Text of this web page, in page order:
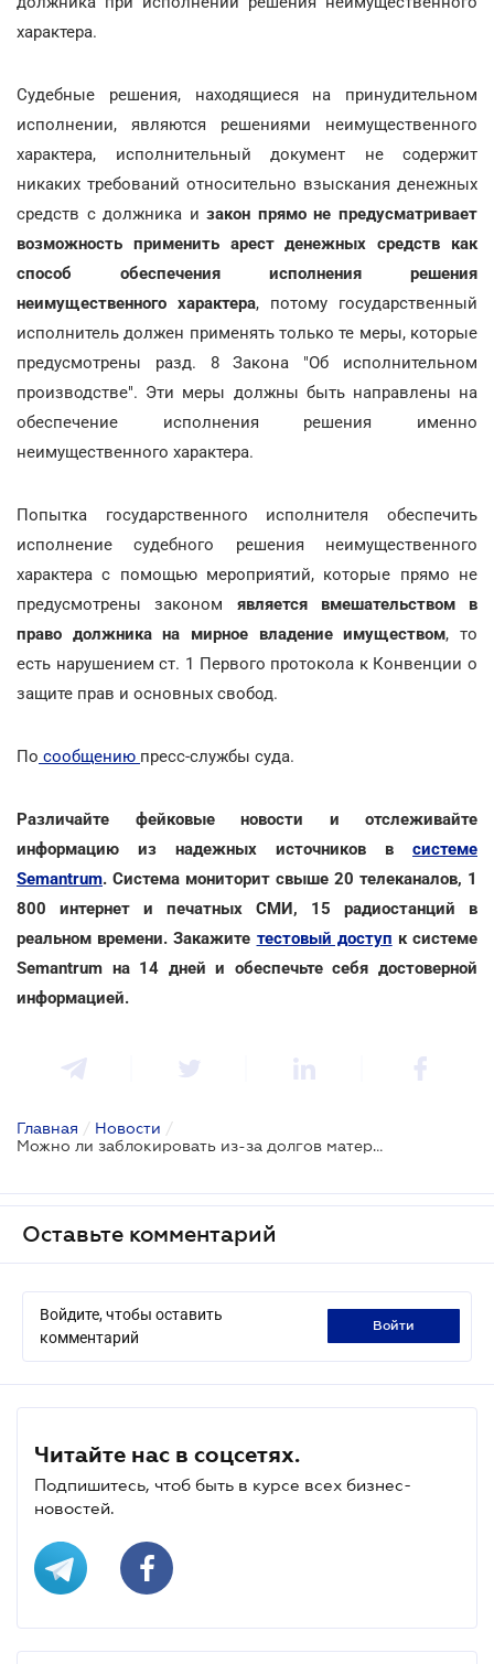
характера.
Судебные решения, находящиеся на принудительном
исполнении, являются решениями неимущественного
характера, исполнительный документ не содержит
никаких требований относительно взыскания денежных
средств с должника и закон прямо не предусматривает
возможность применить арест денежных средств как
способ обеспечения исполнения решения
неимущественного характера, потому государственный
исполнитель должен применять только те меры, которые
предусмотрены разд. 8 Закона "Об исполнительном
производстве". Эти меры должны быть направлены на
обеспечение исполнения решения именно
неимущественного характера.
Попытка государственного исполнителя обеспечить
исполнение судебного решения неимущественного
характера с помощью мероприятий, которые прямо не
предусмотрены законом является вмешательством в
право должника на мирное владение имуществом, то
есть нарушением ст. 1 Первого протокола к Конвенции о
защите прав и основных свобод.
По сообщению пресс-службы суда.
Различайте фейковые новости и отслеживайте
информацию из надежных источников в системе
Semantrum. Система мониторит свыше 20 телеканалов, 1
800 интернет и печатных СМИ, 15 радиостанций в
реальном времени. Закажите тестовый доступ к системе
Semantrum на 14 дней и обеспечьте себя достоверной
информацией.
Главная / Новости /
Можно ли заблокировать из-за долгов матери карточку для выплаты алиментов на ребенка
Оставьте комментарий
Войдите, чтобы оставить
комментарий
войти
Читайте нас в соцсетях.
Подпишитесь, чтоб быть в курсе всех бизнес-
новостей.